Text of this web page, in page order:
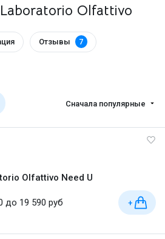
Olfattivo
Отзывы 7
Сначала популярные
Olfattivo Need U
до 19 590 руб +